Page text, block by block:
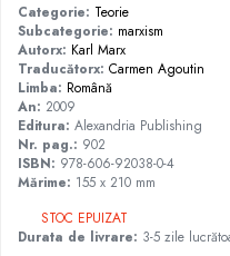
Categorie: Teorie
Subcategorie: marxism
Autorx: Karl Marx
Traducătorx: Carmen Agoutin
Limba: Română
An: 2009
Editura: Alexandria Publishing
Nr. pag.: 902
ISBN: 978-606-92038-0-4
Mărime: 155 x 210 mm
STOC EPUIZAT
Durata de livrare: 3-5 zile